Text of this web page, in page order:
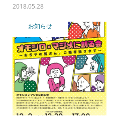
2018.05.28
お知らせ